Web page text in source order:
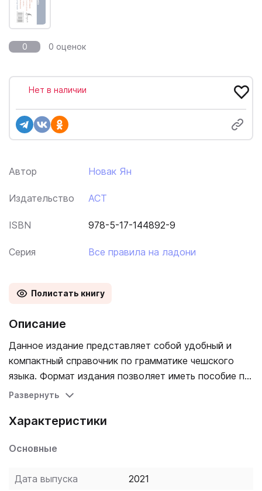
0 0 оценок
Автор Новак Ян
Издательство АСТ
ISBN 978-5-17-144892-9
Серия Все правила на ладони
Полистать книгу
Нет в наличии
Описание
Данное издание представляет собой удобный и
компактный справочник по грамматике чешского
языка. Формат издания позволяет иметь пособие по
грамматике всегда под рукой. Cправочник содержит
Материал представлен в форме таблиц, что
Теоретическая часть снабжена примерами
Справочник предназначен для всех, кто изучает
Развернуть
Характеристики
Основные
Дата выпуска 2021